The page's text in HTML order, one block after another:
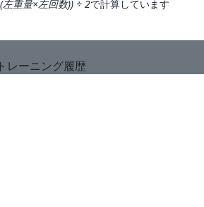
重量×左回数)) ÷ 2で計算しています
トレーニング履歴